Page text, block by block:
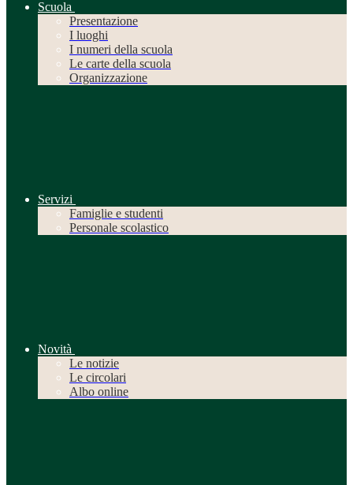
Scuola
Presentazione
I luoghi
I numeri della scuola
Le carte della scuola
Organizzazione
Servizi
Famiglie e studenti
Personale scolastico
Novità
Le notizie
Le circolari
Albo online